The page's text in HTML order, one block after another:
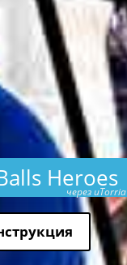
Heroes
через uTorria